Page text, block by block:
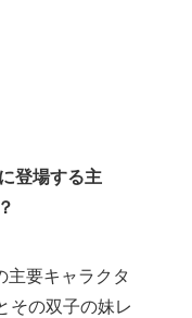
登場する主
主要キャラクタ
その双子の妹レ